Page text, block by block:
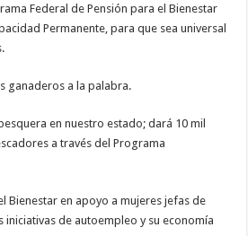
Federal de Pensión para el Bienestar
Permanente, para que sea universal
ganaderos a la palabra.
en nuestro estado; dará 10 mil
a través del Programa
Bienestar en apoyo a mujeres jefas de
de autoempleo y su economía